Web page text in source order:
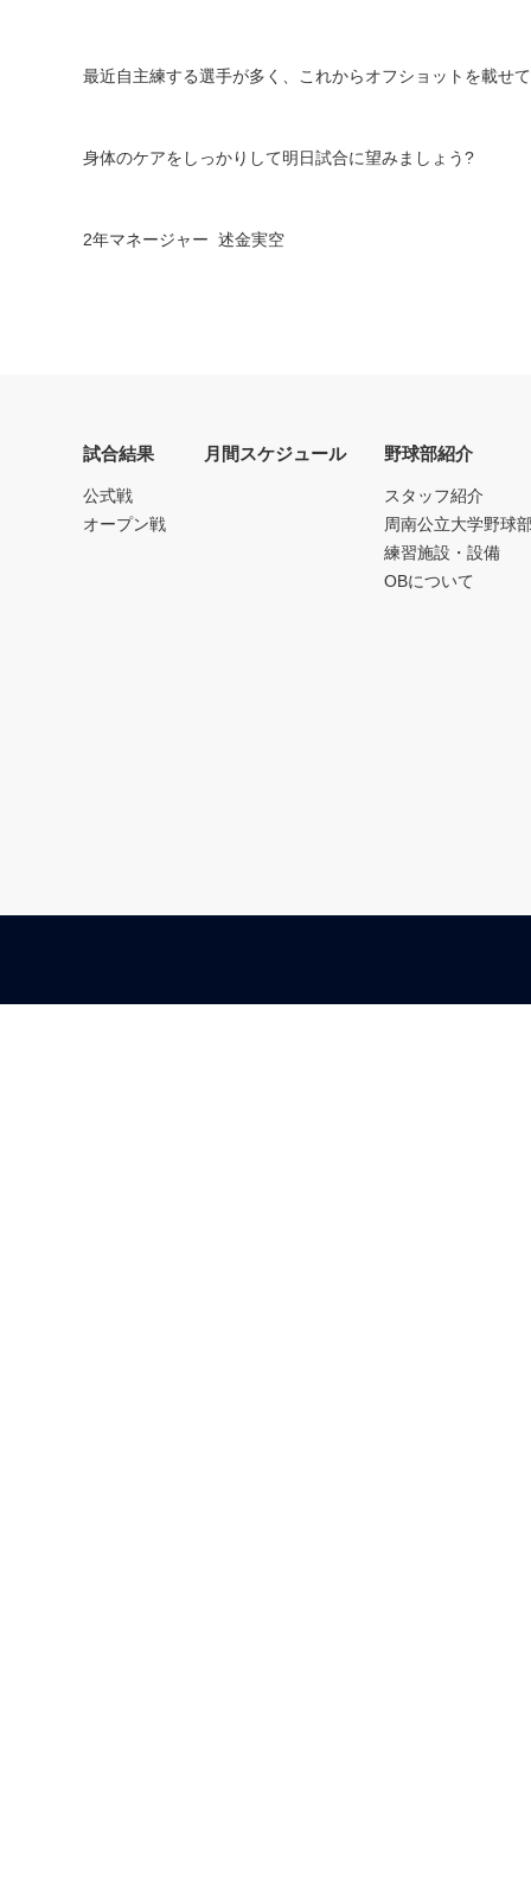
最近自主練する選手が多く、これからオフショットを載せ
身体のケアをしっかりして明日試合に望みましょう?
2年マネージャー 述金実空
試合結果
公式戦
オープン戦
月間スケジュール 野球部紹介
スタッフ紹介
周南公立大学野球
練習施設・設備
OBについて